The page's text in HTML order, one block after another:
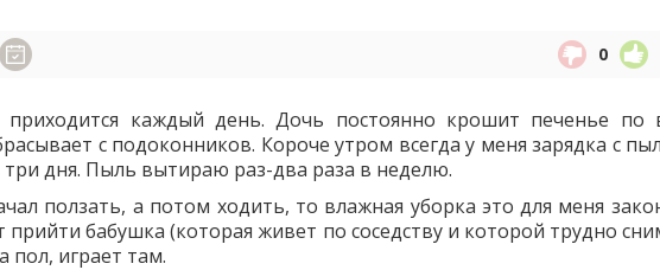
0
приходится каждый день. Дочь постоянно крошит печенье по
с подоконников. Короче утром всегда у меня зарядка с
дня. Пыль вытираю раз-два раза в неделю.
ползать, а потом ходить, то влажная уборка это для меня
бабушка (которая живет по соседству и которой трудно
пол, играет там.